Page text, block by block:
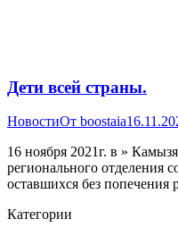
Дети всей страны.
НовостиОт boostaia
16 ноября 2021г. в »
регионального отделения
оставшихся без
Категории